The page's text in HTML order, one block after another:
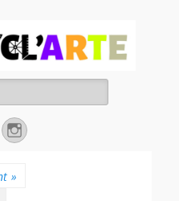
Recycl'Arte, faire
soi-même et
réduire les
déchets
Instagram
»